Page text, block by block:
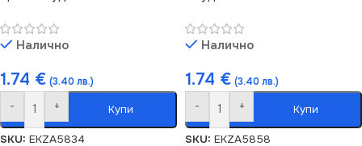
Налично
1.74 € (3.40 лв.)
- + Купи
SKU: EKZA5834
Налично
1.74 € (3.40 лв.)
- + Купи
SKU: EKZA5858